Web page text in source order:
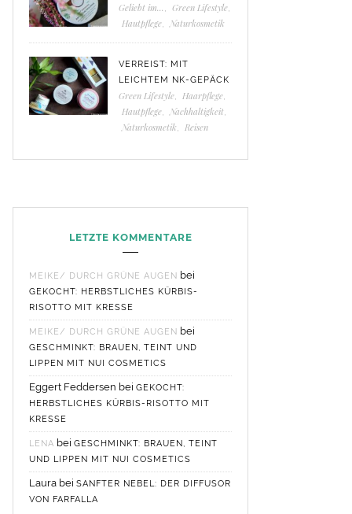
Geliebt im... Green Lifestyle
Hautpflege
Naturkosmetik
VERREIST: MIT
LEICHTEM NK-GEPÄCK
Green Lifestyle Haarpflege
Hautpflege
Nachhaltigkeit
Naturkosmetik
Reisen
LETZTE KOMMENTARE
MEIKE/ DURCH GRÜNE AUGEN bei
GEKOCHT: HERBSTLICHES KÜRBIS-
RISOTTO MIT KRESSE
MEIKE/ DURCH GRÜNE AUGEN bei
GESCHMINKT: BRAUEN, TEINT UND
LIPPEN MIT NUI COSMETICS
Eggert Feddersen bei GEKOCHT:
HERBSTLICHES KÜRBIS-RISOTTO MIT
KRESSE
LENA bei GESCHMINKT: BRAUEN, TEINT
UND LIPPEN MIT NUI COSMETICS
Laura bei SANFTER NEBEL: DER DIFFUSOR
VON FARFALLA